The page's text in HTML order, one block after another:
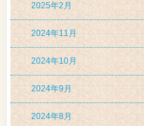
2025年2月
2024年11月
2024年10月
2024年9月
2024年8月